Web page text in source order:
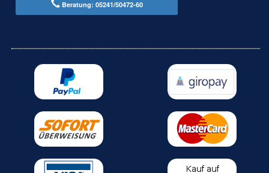
Beratung: 05241/50472-60